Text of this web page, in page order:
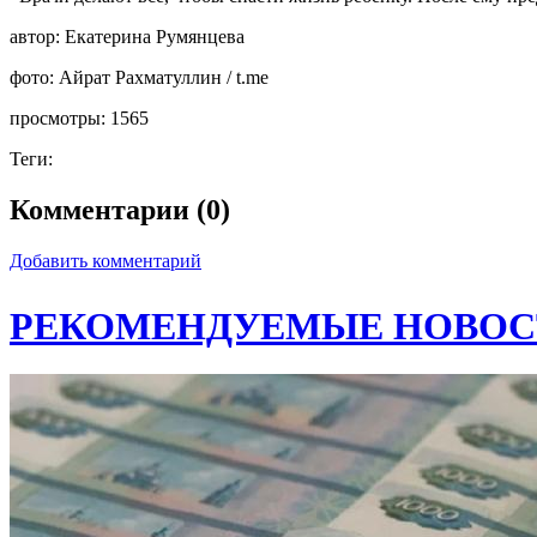
автор: Екатерина Румянцева
фото: Айрат Рахматуллин / t.me
просмотры: 1565
Теги:
Комментарии (0)
Добавить комментарий
РЕКОМЕНДУЕМЫЕ